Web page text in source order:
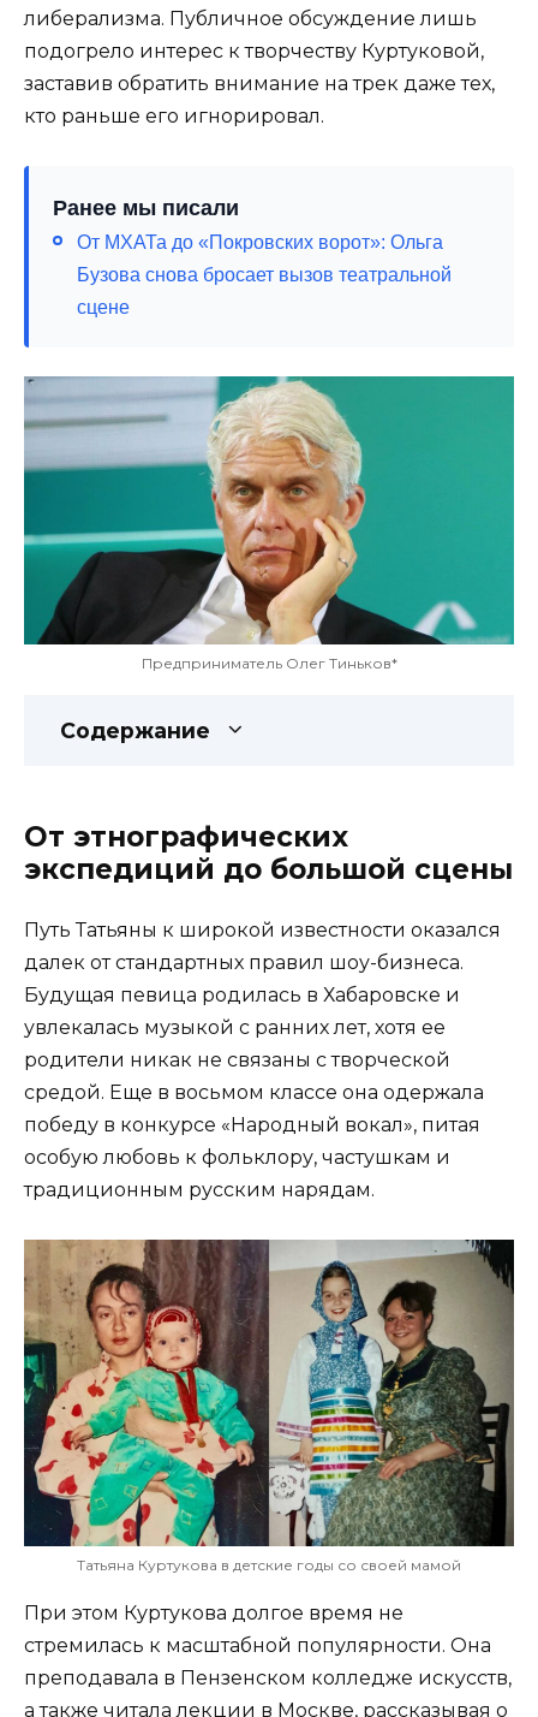
либерализма. Публичное обсуждение лишь
подогрело интерес к творчеству Куртуковой,
заставив обратить внимание на трек даже тех,
кто раньше его игнорировал.
Ранее мы писали
От МХАТа до «Покровских ворот»: Ольга
Бузова снова бросает вызов театральной
сцене
Предприниматель Олег Тиньков*
Содержание
От этнографических
экспедиций до большой сцены
Путь Татьяны к широкой известности оказался
далек от стандартных правил шоу-бизнеса.
Будущая певица родилась в Хабаровске и
увлекалась музыкой с ранних лет, хотя ее
родители никак не связаны с творческой
средой. Еще в восьмом классе она одержала
победу в конкурсе «Народный вокал», питая
особую любовь к фольклору, частушкам и
традиционным русским нарядам.
Татьяна Куртукова в детские годы со своей мамой
При этом Куртукова долгое время не
стремилась к масштабной популярности. Она
преподавала в Пензенском колледже искусств,
а также читала лекции в Москве, рассказывая о